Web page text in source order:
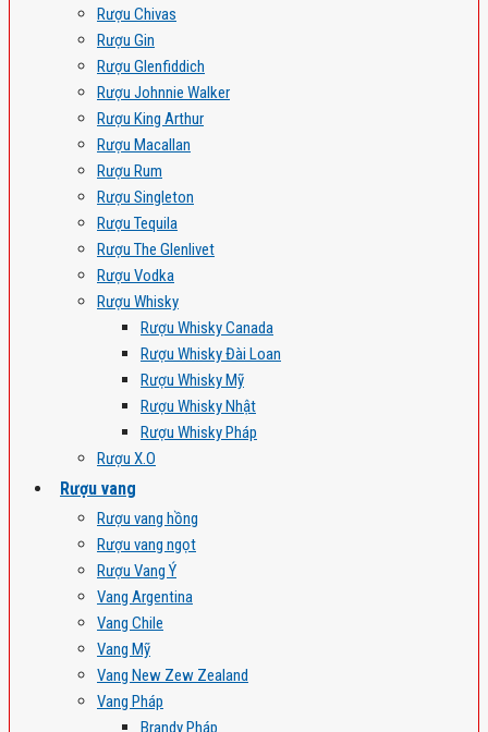
Rượu Chivas
Rượu Gin
Rượu Glenfiddich
Rượu Johnnie Walker
Rượu King Arthur
Rượu Macallan
Rượu Rum
Rượu Singleton
Rượu Tequila
Rượu The Glenlivet
Rượu Vodka
Rượu Whisky
Rượu Whisky Canada
Rượu Whisky Đài Loan
Rượu Whisky Mỹ
Rượu Whisky Nhật
Rượu Whisky Pháp
Rượu X.O
Rượu vang
Rượu vang hồng
Rượu vang ngọt
Rượu Vang Ý
Vang Argentina
Vang Chile
Vang Mỹ
Vang New Zew Zealand
Vang Pháp
Brandy Pháp